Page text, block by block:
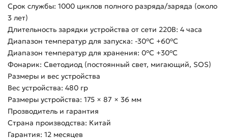
Срок службы: 1000 циклов полного разряда/заряда (около
3 лет)
Длительность зарядки устройства от сети 220В: 4 часа
Диапазон температур для запуска: -30°С +60°С
Диапазон температур для хранения: 0°С +30°С
Фонарик: Светодиод (постоянный свет, мигающий, SOS)
Размеры и вес устройства
Вес устройства: 480 гр
Размеры устройства: 175 × 87 × 36 мм
Прозводитель и гарантия
Страна производства: Китай
Гарантия: 12 месяцев